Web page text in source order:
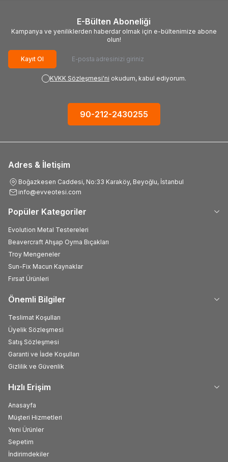
E-Bülten Aboneliği
Kampanya ve yeniliklerden haberdar olmak için e-bültenimize abone
olun!
Kayıt Ol
KVKK Sözleşmesi'ni okudum, kabul ediyorum.
90-212-2430255
Adres & İletişim
Boğazkesen Caddesi, No:33 Karaköy, Beyoğlu, İstanbul
info@evveotesi.com
Popüler Kategoriler
Evolution Metal Testereleri
Beavercraft Ahşap Oyma Bıçakları
Troy Mengeneler
Sun-Fix Macun Kaynaklar
Fırsat Ürünleri
Önemli Bilgiler
Teslimat Koşulları
Üyelik Sözleşmesi
Satış Sözleşmesi
Garanti ve İade Koşulları
Gizlilik ve Güvenlik
Hızlı Erişim
Anasayfa
Müşteri Hizmetleri
Yeni Ürünler
Sepetim
İndirimdekiler